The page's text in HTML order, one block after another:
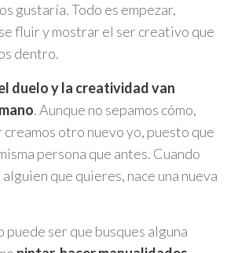
gustaría. Todo es empezar,
fluir y mostrar el ser creativo que
dentro.
duelo y la creatividad van
. Aunque no sepamos cómo,
creamos otro nuevo yo, puesto que
persona que antes. Cuando
que quieres, nace una nueva
puede ser que busques alguna